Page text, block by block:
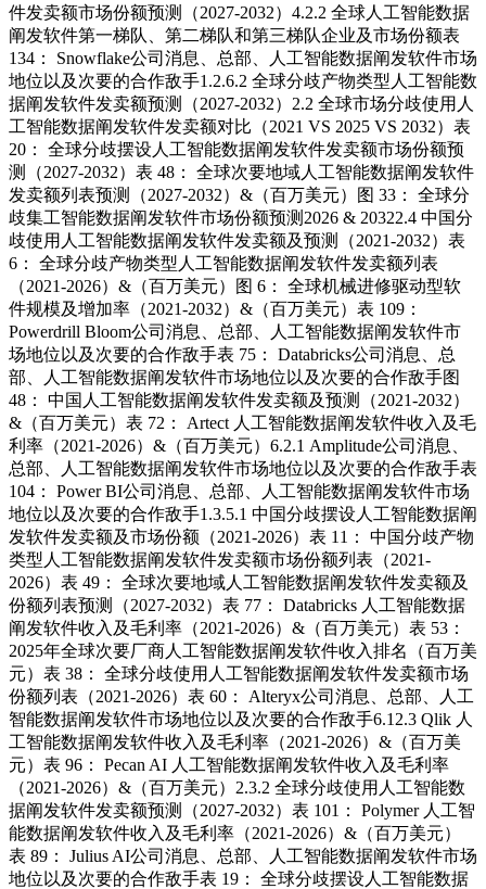
件发卖额市场份额预测（2027-2032）4.2.2 全球人工智能数据
阐发软件第一梯队、第二梯队和第三梯队企业及市场份额表
134： Snowflake公司消息、总部、人工智能数据阐发软件市场
地位以及次要的合作敌手1.2.6.2 全球分歧产物类型人工智能数
据阐发软件发卖额预测（2027-2032）2.2 全球市场分歧使用人
工智能数据阐发软件发卖额对比（2021 VS 2025 VS 2032）表
20： 全球分歧摆设人工智能数据阐发软件发卖额市场份额预
测（2027-2032）表 48： 全球次要地域人工智能数据阐发软件
发卖额列表预测（2027-2032）&（百万美元）图 33： 全球分
歧集工智能数据阐发软件市场份额预测2026 & 20322.4 中国分
歧使用人工智能数据阐发软件发卖额及预测（2021-2032）表
6： 全球分歧产物类型人工智能数据阐发软件发卖额列表
（2021-2026）&（百万美元）图 6： 全球机械进修驱动型软
件规模及增加率（2021-2032）&（百万美元）表 109：
Powerdrill Bloom公司消息、总部、人工智能数据阐发软件市
场地位以及次要的合作敌手表 75： Databricks公司消息、总
部、人工智能数据阐发软件市场地位以及次要的合作敌手图
48： 中国人工智能数据阐发软件发卖额及预测（2021-2032）
&（百万美元）表 72： Artect 人工智能数据阐发软件收入及毛
利率（2021-2026）&（百万美元）6.2.1 Amplitude公司消息、
总部、人工智能数据阐发软件市场地位以及次要的合作敌手表
104： Power BI公司消息、总部、人工智能数据阐发软件市场
地位以及次要的合作敌手1.3.5.1 中国分歧摆设人工智能数据阐
发软件发卖额及市场份额（2021-2026）表 11： 中国分歧产物
类型人工智能数据阐发软件发卖额市场份额列表（2021-
2026）表 49： 全球次要地域人工智能数据阐发软件发卖额及
份额列表预测（2027-2032）表 77： Databricks 人工智能数据
阐发软件收入及毛利率（2021-2026）&（百万美元）表 53：
2025年全球次要厂商人工智能数据阐发软件收入排名（百万美
元）表 38： 全球分歧使用人工智能数据阐发软件发卖额市场
份额列表（2021-2026）表 60： Alteryx公司消息、总部、人工
智能数据阐发软件市场地位以及次要的合作敌手6.12.3 Qlik 人
工智能数据阐发软件收入及毛利率（2021-2026）&（百万美
元）表 96： Pecan AI 人工智能数据阐发软件收入及毛利率
（2021-2026）&（百万美元）2.3.2 全球分歧使用人工智能数
据阐发软件发卖额预测（2027-2032）表 101： Polymer 人工智
能数据阐发软件收入及毛利率（2021-2026）&（百万美元）
表 89： Julius AI公司消息、总部、人工智能数据阐发软件市场
地位以及次要的合作敌手表 19： 全球分歧摆设人工智能数据